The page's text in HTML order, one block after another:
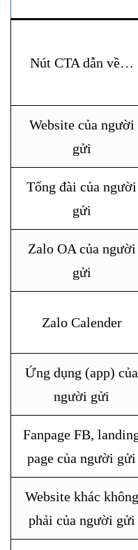
Nút CTA dẫn về…
Website của người
gửi
Tổng đài của người
gửi
Zalo OA của người
gửi
Zalo Calender
Ứng dụng (app) của
người gửi
Fanpage FB,
page của người gửi
Website khác không
phải của người gửi